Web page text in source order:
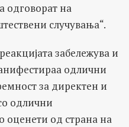
одговорат на
случувања“.
забележува и
одлични
за директен и
одлични
оценети од страна на